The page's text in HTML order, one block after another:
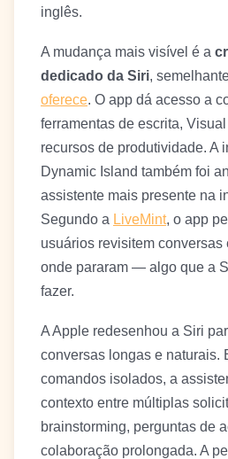
inglês.
A mudança mais visível é a
dedicado da Siri,
oferece. O app dá acesso a
ferramentas de escrita,
recursos de produtividade. A
Dynamic Island também foi
assistente mais presente na
Segundo a LiveMint, o app
usuários revisitem conversas
onde pararam — algo que a
fazer.
A Apple redesenhou a Siri
conversas longas e naturais.
comandos isolados, a
contexto entre múltiplas
brainstorming, perguntas de
colaboração prolongada. A